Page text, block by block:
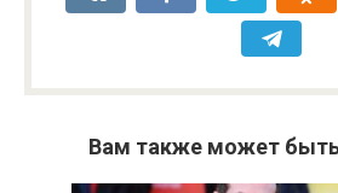
Вам также может быть